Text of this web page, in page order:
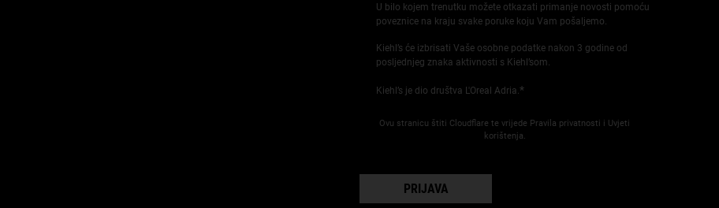
U bilo kojem trenutku možete otkazati primanje novosti pomoću
poveznice na kraju svake poruke koju Vam pošaljemo.
Kiehl’s će izbrisati Vaše osobne podatke nakon 3 godine od
posljednjeg znaka aktivnosti s Kiehl’som.
Kiehl’s je dio društva L'Oreal Adria.*
Ovu stranicu štiti Cloudflare te vrijede Pravila privatnosti i Uvjeti
korištenja.
PRIJAVA